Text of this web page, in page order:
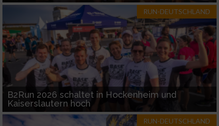
RUN-DEUTSCHLAND
B2Run 2026 schaltet in Hockenheim und
Kaiserslautern hoch
RUN-DEUTSCHLAND